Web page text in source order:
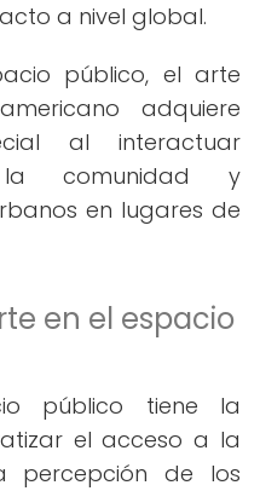
a nivel global.
público, el arte
adquiere
al interactuar
comunidad y
en lugares de
en el espacio
público tiene la
el acceso a la
percepción de los